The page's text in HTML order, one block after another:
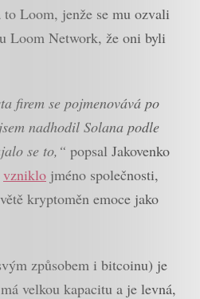
to Loom, jenže se mu ozvali
Loom Network, že oni byli
firem se pojmenovává po
nadhodil Solana podle
se to,“ popsal Jakovenko
vzniklo jméno společnosti,
kryptoměn emoce jako
způsobem i bitcoinu) je
velkou kapacitu a je levná,